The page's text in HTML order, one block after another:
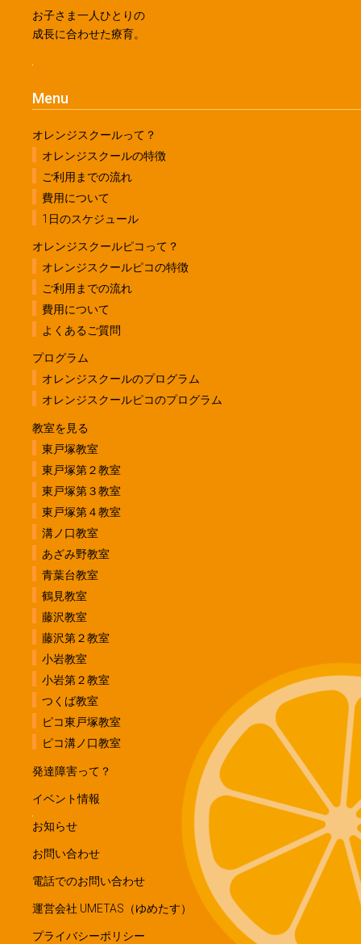
お子さま一人ひとりの
成長に合わせた療育。
Menu
オレンジスクールって？
オレンジスクールの特徴
ご利用までの流れ
費用について
1日のスケジュール
オレンジスクールピコって？
オレンジスクールピコの特徴
ご利用までの流れ
費用について
よくあるご質問
プログラム
オレンジスクールのプログラム
オレンジスクールピコのプログラム
教室を見る
東戸塚教室
東戸塚第２教室
東戸塚第３教室
東戸塚第４教室
溝ノ口教室
あざみ野教室
青葉台教室
鶴見教室
藤沢教室
藤沢第２教室
小岩教室
小岩第２教室
つくば教室
ピコ東戸塚教室
ピコ溝ノ口教室
発達障害って？
イベント情報
お知らせ
お問い合わせ
電話でのお問い合わせ
運営会社 UMETAS（ゆめたす）
プライバシーポリシー